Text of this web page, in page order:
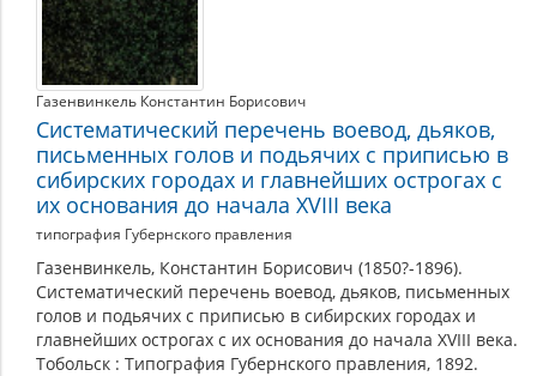
Газенвинкель Константин Борисович
Систематический перечень воевод, дьяков,
письменных голов и подьячих с приписью в
сибирских городах и главнейших острогах с
их основания до начала XVIII века
типография Губернского правления
Газенвинкель, Константин Борисович (1850?-1896).
Систематический перечень воевод, дьяков, письменных
голов и подьячих с приписью в сибирских городах и
главнейших острогах с их основания до начала XVIII века.
Тобольск : Типография Губернского правления, 1892.